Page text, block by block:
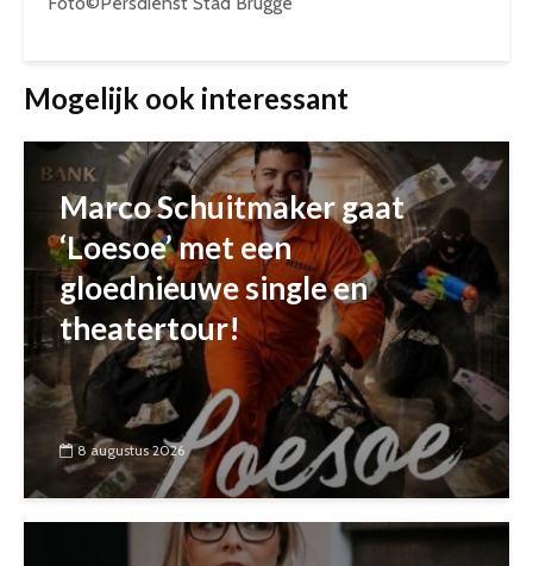
Mogelijk ook interessant
Marco Schuitmaker gaat
‘Loesoe’ met een
gloednieuwe single en
theatertour!
8 augustus 2026